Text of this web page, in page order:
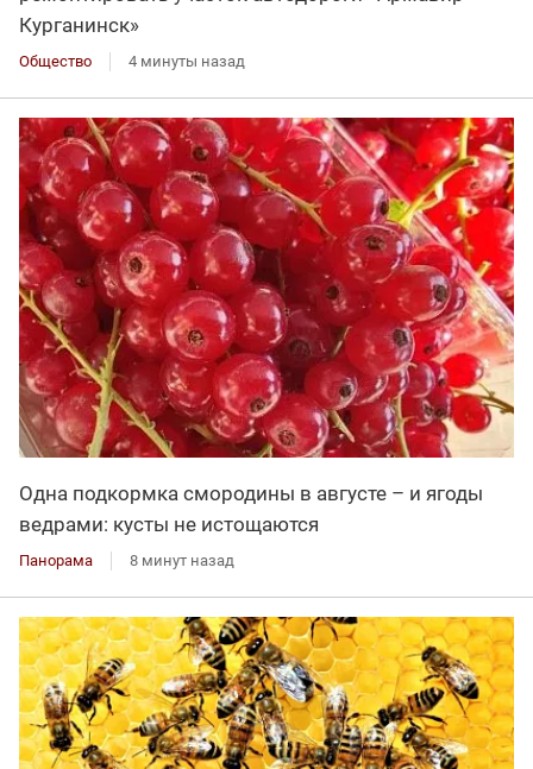
Курганинск»
Общество 4 минуты назад
Одна подкормка смородины в августе – и ягоды
ведрами: кусты не истощаются
Панорама 8 минут назад